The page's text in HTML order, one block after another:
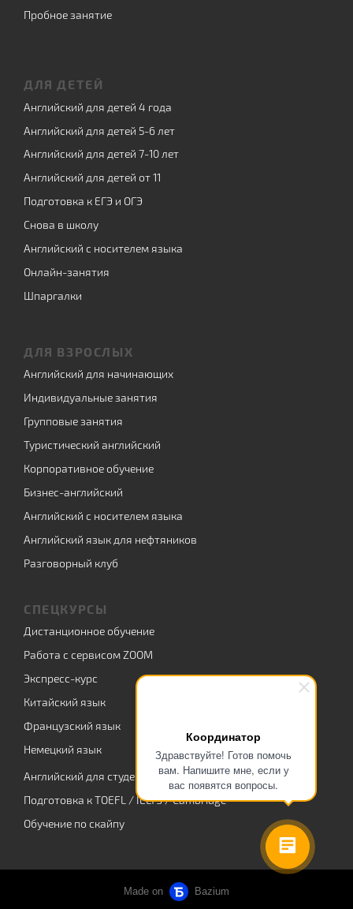
Координатор
Здравствуйте! Готов помочь
вам. Напишите мне, если у
вас появятся вопросы.
Пробное занятие
ДЛЯ ДЕТЕЙ
Английский для детей 4 года
Английский для детей 5-6 лет
Английский для детей 7-10 лет
Английский для детей от 11
Подготовка к ЕГЭ и ОГЭ
Снова в школу
Английский с носителем языка
Онлайн-занятия
Шпаргалки
ДЛЯ ВЗРОСЛЫХ
Английский для начинающих
Индивидуальные занятия
Групповые занятия
Туристический английский
Корпоративное обучение
Бизнес-английский
Английский с носителем языка
Английский язык для нефтяников
Разговорный клуб
СПЕЦКУРСЫ
Дистанционное обучение
Работа с сервисом ZOOM
Экспресс-курс
Китайский язык
Французский язык
Немецкий язык
Английский для студентов
Подготовка к TOEFL / IELTS / Cambridge
Обучение по скайпу
Made on Bazium